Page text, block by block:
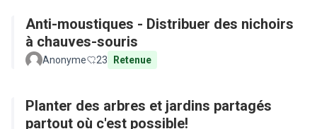
Anti-moustiques - Distribuer des nichoirs
à chauves-souris
Anonyme 23 Retenue
Planter des arbres et jardins partagés
partout où c'est possible!